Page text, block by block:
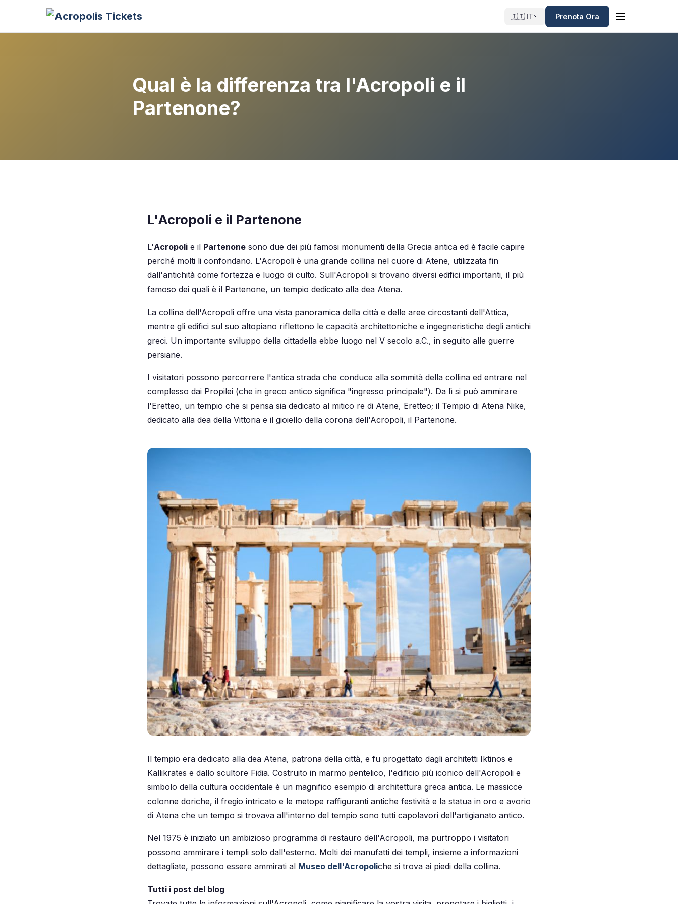
🇮🇹 IT Prenota Ora
Qual è la differenza tra l'Acropoli e il
Partenone?
L'Acropoli e il Partenone
L'Acropoli e il Partenone sono due dei più famosi monumenti della Grecia antica ed è facile capire
perché molti li confondano. L'Acropoli è una grande collina nel cuore di Atene, utilizzata fin
dall'antichità come fortezza e luogo di culto. Sull'Acropoli si trovano diversi edifici importanti, il più
famoso dei quali è il Partenone, un tempio dedicato alla dea Atena.
La collina dell'Acropoli offre una vista panoramica della città e delle aree circostanti dell'Attica,
mentre gli edifici sul suo altopiano riflettono le capacità architettoniche e ingegneristiche degli antichi
greci. Un importante sviluppo della cittadella ebbe luogo nel V secolo a.C., in seguito alle guerre
persiane.
I visitatori possono percorrere l'antica strada che conduce alla sommità della collina ed entrare nel
complesso dai Propilei (che in greco antico significa "ingresso principale"). Da lì si può ammirare
l'Eretteo, un tempio che si pensa sia dedicato al mitico re di Atene, Eretteo; il Tempio di Atena Nike,
dedicato alla dea della Vittoria e il gioiello della corona dell'Acropoli, il Partenone.
Il tempio era dedicato alla dea Atena, patrona della città, e fu progettato dagli architetti Iktinos e
Kallikrates e dallo scultore Fidia. Costruito in marmo pentelico, l'edificio più iconico dell'Acropoli e
simbolo della cultura occidentale è un magnifico esempio di architettura greca antica. Le massicce
colonne doriche, il fregio intricato e le metope raffiguranti antiche festività e la statua in oro e avorio
di Atena che un tempo si trovava all'interno del tempio sono tutti capolavori dell'artigianato antico.
Nel 1975 è iniziato un ambizioso programma di restauro dell'Acropoli, ma purtroppo i visitatori
possono ammirare i templi solo dall'esterno. Molti dei manufatti dei templi, insieme a informazioni
dettagliate, possono essere ammirati al Museo dell'Acropoliche si trova ai piedi della collina.
Tutti i post del blog